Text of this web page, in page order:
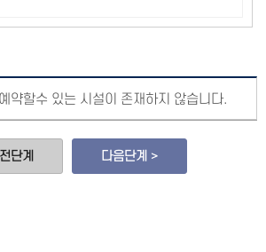
예약할수 있는 시설이 존재하지 않습니다.
단계 다음단계 >